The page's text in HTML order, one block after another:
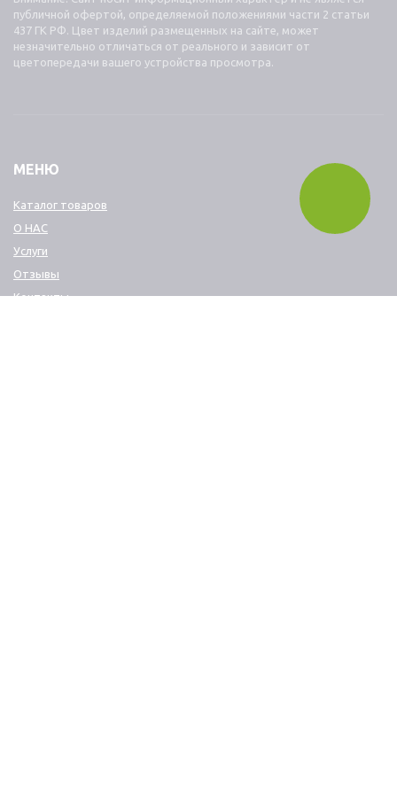
публичной офертой, определяемой положениями части 2 статьи
437 ГК РФ. Цвет изделий размещенных на сайте, может
незначительно отличаться от реального и зависит от
цветопередачи вашего устройства просмотра.
МЕНЮ
Каталог товаров
О НАС
Услуги
Отзывы
Контакты